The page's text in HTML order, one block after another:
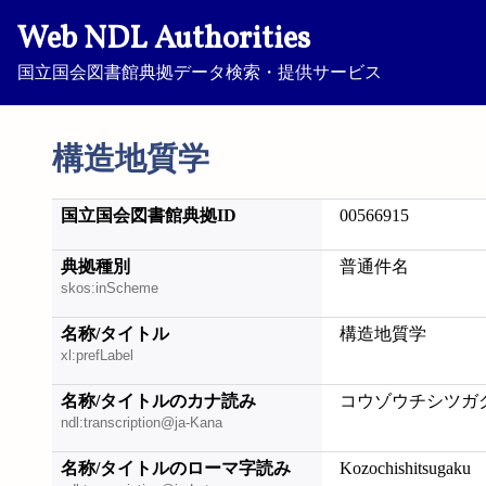
Web NDL Authorities
国立国会図書館典拠データ検索・提供サービス
構造地質学
国立国会図書館典拠ID 00566915
典拠種別
skos:inScheme
普通件名
名称/タイトル
xl:prefLabel
構造地質学
名称/タイトルのカナ読み
ndl:transcription@ja-Kana
コウゾウチシツガ
名称/タイトルのローマ字読み Kozochishitsugaku